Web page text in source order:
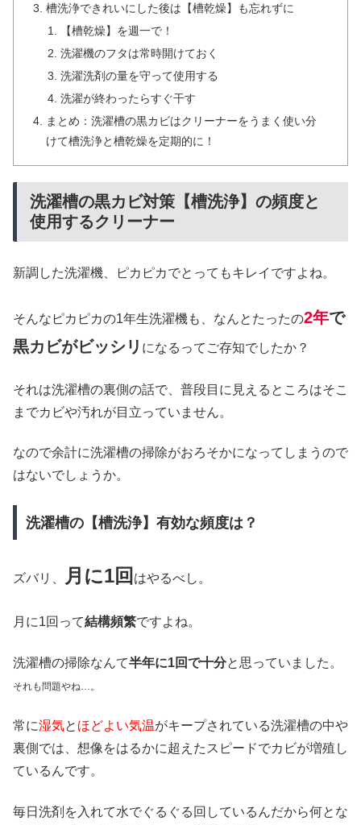
槽洗浄できれいにした後は【槽乾燥】も忘れずに
【槽乾燥】を週一で！
洗濯機のフタは常時開けておく
洗濯洗剤の量を守って使用する
洗濯が終わったらすぐ干す
まとめ：洗濯槽の黒カビはクリーナーをうまく使い分
けて槽洗浄と槽乾燥を定期的に！
洗濯槽の黒カビ対策【槽洗浄】の頻度と
使用するクリーナー
新調した洗濯機、ピカピカでとってもキレイですよね。
そんなピカピカの1年生洗濯機も、なんとたったの2年で
黒カビがビッシリ になるってご存知でしたか？
それは洗濯槽の裏側の話で、普段目に見えるところはそこ
までカビや汚れが目立っていません。
なので余計に洗濯槽の掃除がおろそかになってしまうので
はないでしょうか。
洗濯槽の【槽洗浄】有効な頻度は？
ズバリ、 月に1回 はやるべし。
月に1回って結構頻繁ですよね。
洗濯槽の掃除なんて半年に1回で十分と思っていました。
それも問題やね…。
常に湿気と ほどよい気温がキープされている洗濯槽の中や
裏側では、想像をはるかに超えたスピードでカビが増殖し
ているんです。
毎日洗剤を入れて水でぐるぐる回しているんだから何とな